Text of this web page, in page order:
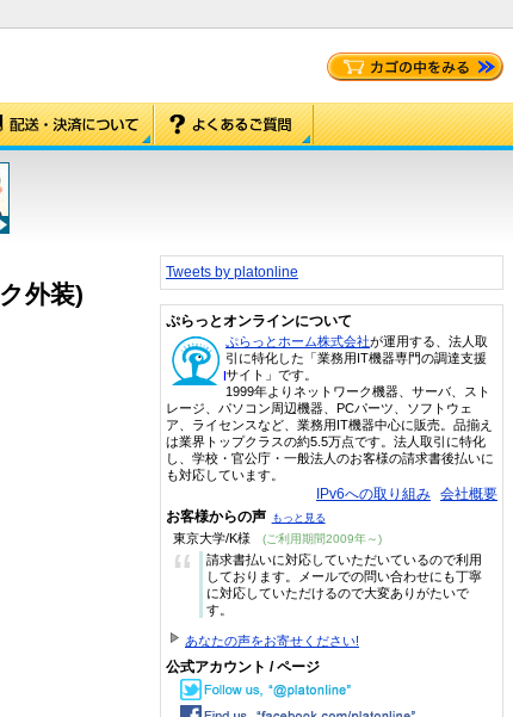
外装)
Tweets by platonline
ぷらっとオンラインについて
ぷらっとホーム株式会社が運用する、法人取
引に特化した「業務用IT機器専門の調達支援
サイト」です。
1999年よりネットワーク機器、サーバ、スト
レージ、パソコン周辺機器、PCパーツ、ソフトウェ
ア、ライセンスなど、業務用IT機器中心に販売。品揃え
は業界トップクラスの約5.5万点です。法人取引に特化
し、学校・官公庁・一般法人のお客様の請求書後払いに
も対応しています。
IPv6への取り組み 会社概要
お客様からの声 もっと見る
東京大学/K様 (ご利用期間2009年～)
“
請求書払いに対応していただいているので利用
しております。メールでの問い合わせにも丁寧
に対応していただけるので大変ありがたいで
す。
あなたの声をお寄せください!
公式アカウント / ページ